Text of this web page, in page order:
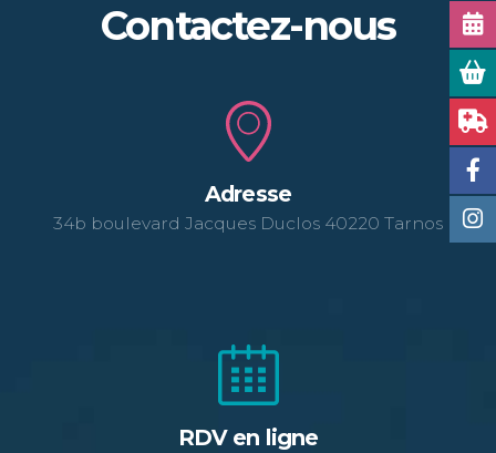
Contactez-nous
Adresse
34b boulevard Jacques Duclos 40220 Tarnos
RDV en ligne